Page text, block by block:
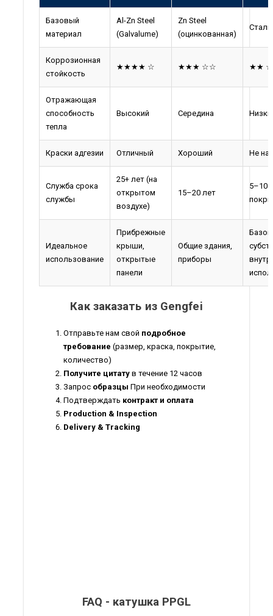
Базовый
материал
Al-Zn Steel
(Galvalume)
Zn Steel
(оцинкованная)
Коррозионная
стойкость
★★★★ ☆ ★★★ ☆☆ ★★
Отражающая
способность
тепла
Высокий Середина
Краски адгезии Отличный Хороший Не
Служба срока
службы
25+ лет (на
открытом
воздухе)
15–20 лет
5–10
Идеальное
использование
Прибрежные
крыши,
открытые
панели
Общие здания,
приборы
Как заказать из Gengfei
Отправьте нам свой подробное
требование (размер, краска, покрытие,
количество)
Получите цитату в течение 12 часов
Запрос образцы При необходимости
Подтверждать контракт и оплата
Production & Inspection
Delivery & Tracking
FAQ - катушка PPGL